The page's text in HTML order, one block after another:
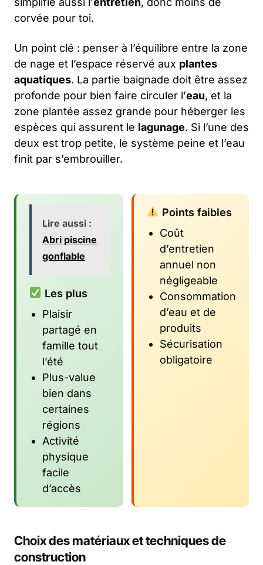
corvée pour toi.
Un point clé : penser à l’équilibre entre la zone
de nage et l’espace réservé aux plantes
aquatiques. La partie baignade doit être assez
profonde pour bien faire circuler l’eau, et la
zone plantée assez grande pour héberger les
espèces qui assurent le lagunage. Si l’une des
deux est trop petite, le système peine et l’eau
finit par s’embrouiller.
Lire aussi :
Abri piscine
gonflable
Les plus
Plaisir
partagé en
famille tout
l’été
Plus-value
bien dans
certaines
régions
Activité
physique
facile
d’accès
Points faibles
Coût
d’entretien
annuel non
négligeable
Consommation
d’eau et de
produits
Sécurisation
obligatoire
Choix des matériaux et techniques de
construction